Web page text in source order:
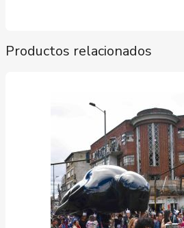
Productos relacionados